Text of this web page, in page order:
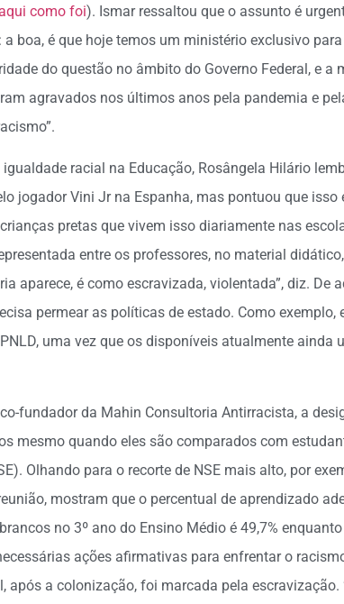
como foi). Ismar ressaltou que o assunto é
boa, é que hoje temos um ministério exclusivo
do questão no âmbito do Governo Federal, e a
agravados nos últimos anos pela pandemia e
racial na Educação, Rosângela Hilário
jogador Vini Jr na Espanha, mas pontuou que isso
pretas que vivem isso diariamente nas
entre os professores, no material
aparece, é como escravizada, violentada”, diz. De
permear as políticas de estado. Como exemplo,
uma vez que os disponíveis atualmente ainda
fundador da Mahin Consultoria Antirracista, a
mesmo quando eles são comparados com
Olhando para o recorte de NSE mais alto, por
mostram que o percentual de aprendizado
no 3º ano do Ensino Médio é 49,7%
ações afirmativas para enfrentar o
após a colonização, foi marcada pela escravização.